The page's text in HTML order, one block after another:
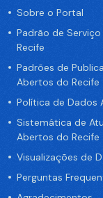
Sobre o Portal
Padrão de
Recife
Padrões de
Abertos do Recife
Política de Dados
Sistemática de
Abertos do Recife
Visualizações de
Perguntas